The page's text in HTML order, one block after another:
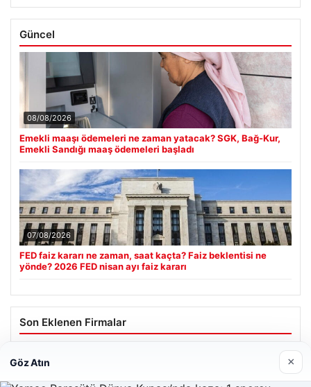
Güncel
08/08/2026
Emekli maaşı ödemeleri ne zaman yatacak? SGK, Bağ-Kur,
Emekli Sandığı maaş ödemeleri başladı
07/08/2026
FED faiz kararı ne zaman, saat kaçta? Faiz beklentisi ne
yönde? 2026 FED nisan ayı faiz kararı
Son Eklenen Firmalar
Göz Atın ×